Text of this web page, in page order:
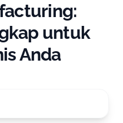
untuk
Anda